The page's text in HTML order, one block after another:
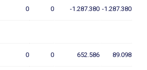
0 0 -1.287.380 -1.287.380
0 0 652.586 89.098